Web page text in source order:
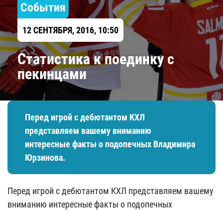
События
12 СЕНТЯБРЯ, 2016, 10:50
Статистика к поединку с
пекинцами
Перед игрой с дебютантом КХЛ
представляем вашему вниманию
интересные факты о подопечных Владимира
Юрзинова.
Перед игрой с дебютантом КХЛ представляем вашему
вниманию интересные факты о подопечных